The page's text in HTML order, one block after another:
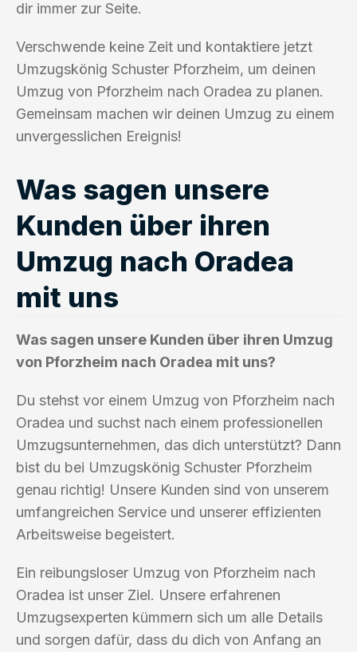
dir immer zur Seite.
Verschwende keine Zeit und kontaktiere jetzt
Umzugskönig Schuster Pforzheim, um deinen
Umzug von Pforzheim nach Oradea zu planen.
Gemeinsam machen wir deinen Umzug zu einem
unvergesslichen Ereignis!
Was sagen unsere
Kunden über ihren
Umzug nach Oradea
mit uns
Was sagen unsere Kunden über ihren Umzug
von Pforzheim nach Oradea mit uns?
Du stehst vor einem Umzug von Pforzheim nach
Oradea und suchst nach einem professionellen
Umzugsunternehmen, das dich unterstützt? Dann
bist du bei Umzugskönig Schuster Pforzheim
genau richtig! Unsere Kunden sind von unserem
umfangreichen Service und unserer effizienten
Arbeitsweise begeistert.
Ein reibungsloser Umzug von Pforzheim nach
Oradea ist unser Ziel. Unsere erfahrenen
Umzugsexperten kümmern sich um alle Details
und sorgen dafür, dass du dich von Anfang an